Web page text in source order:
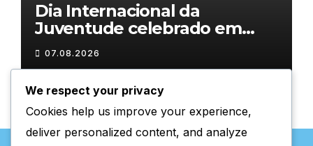
Dia Internacional da
Juventude celebrado em
Chaves com atividades
gratuitas
07.08.2026
We respect your privacy
Cookies help us improve your experience,
deliver personalized content, and analyze